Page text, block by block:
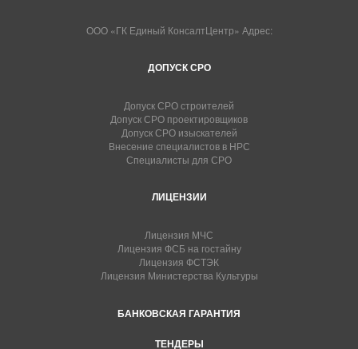
ООО «ГК Единый КонсалтЦентр» Адрес:
ДОПУСК СРО
Допуск СРО строителей
Допуск СРО проектировщиков
Допуск СРО изыскателей
Внесение специалистов в НРС
Специалисты для СРО
ЛИЦЕНЗИИ
Лицензия МЧС
Лицензия ФСБ на гостайну
Лицензия ФСТЭК
Лицензия Министерства Культуры
БАНКОВСКАЯ ГАРАНТИЯ
ТЕНДЕРЫ